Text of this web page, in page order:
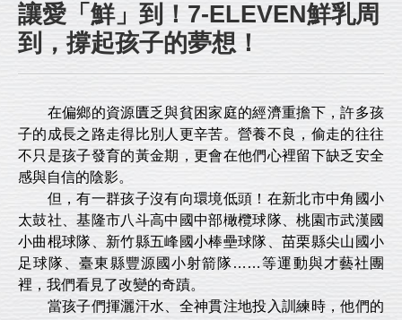
讓愛「鮮」到！7-ELEVEN鮮乳周
到，撐起孩子的夢想！
在偏鄉的資源匱乏與貧困家庭的經濟重擔下，許多孩
子的成長之路走得比別人更辛苦。營養不良，偷走的往往
不只是孩子發育的黃金期，更會在他們心裡留下缺乏安全
感與自信的陰影。
但，有一群孩子沒有向環境低頭！在新北市中角國小
太鼓社、基隆市八斗高中國中部橄欖球隊、桃園市武漢國
小曲棍球隊、新竹縣五峰國小棒壘球隊、苗栗縣尖山國小
足球隊、臺東縣豐源國小射箭隊……等運動與才藝社團
裡，我們看見了改變的奇蹟。
當孩子們揮灑汗水、全神貫注地投入訓練時，他們的